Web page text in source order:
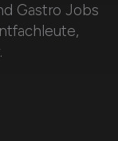
Gastro Jobs